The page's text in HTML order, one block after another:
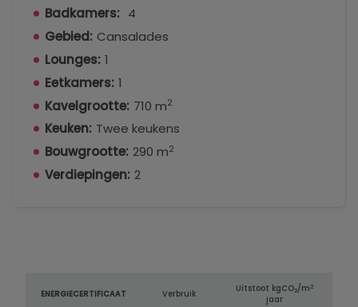
Badkamers: 4
Gebied: Cansalades
Lounges: 1
Eetkamers: 1
Kavelgrootte: 710 m2
Keuken: Twee keukens
Bouwgrootte: 290 m2
Verdiepingen: 2
ENERGIECERTIFICAAT Verbruik
Uitstoot kgCO2/m2
jaar